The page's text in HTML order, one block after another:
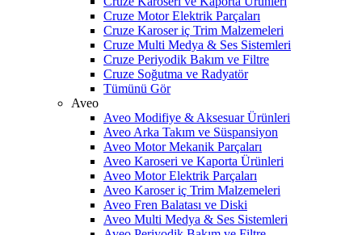
Cruze Motor Elektrik Parçaları
Cruze Karoser iç Trim Malzemeleri
Cruze Multi Medya & Ses Sistemleri
Cruze Periyodik Bakım ve Filtre
Cruze Soğutma ve Radyatör
Tümünü Gör
Aveo
Aveo Modifiye & Aksesuar Ürünleri
Aveo Arka Takım ve Süspansiyon
Aveo Motor Mekanik Parçaları
Aveo Karoseri ve Kaporta Ürünleri
Aveo Motor Elektrik Parçaları
Aveo Karoser iç Trim Malzemeleri
Aveo Fren Balatası ve Diski
Aveo Multi Medya & Ses Sistemleri